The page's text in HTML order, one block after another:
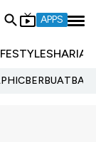
APPS
SHARIA